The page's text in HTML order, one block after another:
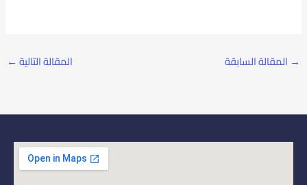
→ المقالة السابقة المقالة التالية ←